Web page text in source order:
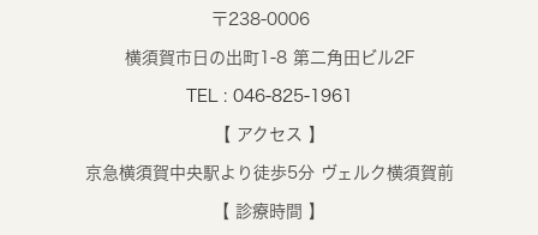
〒238-0006
横須賀市日の出町1-8 第二角田ビル2F
TEL : 046-825-1961
【 アクセス 】
京急横須賀中央駅より徒歩5分 ヴェルク横須賀前
【 診療時間 】